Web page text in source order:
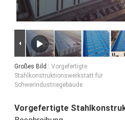
Großes Bild : Vorgefertigte
Stahlkonstruktionswerkstatt für
Schwerindustriegebäude
Vorgefertigte